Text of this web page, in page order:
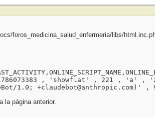
foros_medicina_salud_enfermeria/libs/
, 'showflat' , 221 , 'a' ,
1.0; +claudebot@anthropic.com)' ,
la página anterior.